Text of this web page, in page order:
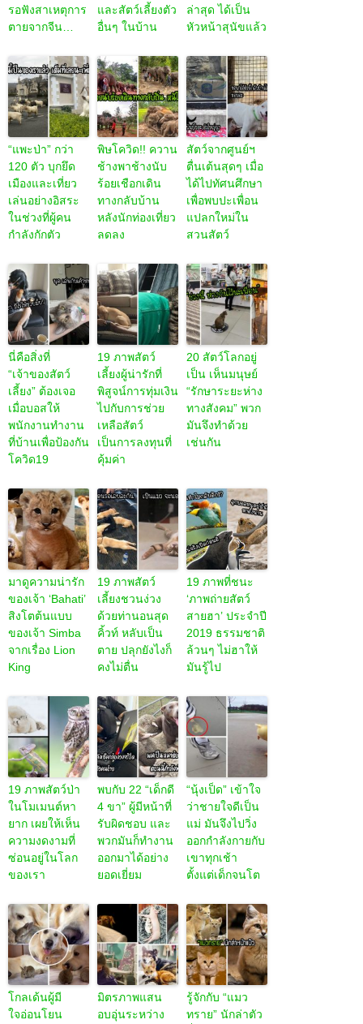
รอฟังสาเหตุการ
ตายจากจีน…
และสัตว์เลี้ยงตัว
อื่นๆ ในบ้าน
ล่าสุด ได้เป็น
หัวหน้าสุนัขแล้ว
“แพะป่า” กว่า
120 ตัว บุกยึด
เมืองและเที่ยว
เล่นอย่างอิสระ
ในช่วงที่ผู้คน
กำลังกักตัว
พิษโควิด!! ควาน
ช้างพาช้างนับ
ร้อยเชือกเดิน
ทางกลับบ้าน
หลังนักท่องเที่ยว
ลดลง
สัตว์จากศูนย์ฯ
ตื่นเต้นสุดๆ เมื่อ
ได้ไปทัศนศึกษา
เพื่อพบปะเพื่อน
แปลกใหม่ใน
สวนสัตว์
นี่คือสิ่งที่
“เจ้าของสัตว์
เลี้ยง” ต้องเจอ
เมื่อบอสให้
พนักงานทำงาน
ที่บ้านเพื่อป้องกัน
โควิด19
19 ภาพสัตว์
เลี้ยงผู้น่ารักที่
พิสูจน์การทุ่มเงิน
ไปกับการช่วย
เหลือสัตว์
เป็นการลงทุนที่
คุ้มค่า
20 สัตว์โลกอยู่
เป็น เห็นมนุษย์
“รักษาระยะห่าง
ทางสังคม” พวก
มันจึงทำด้วย
เช่นกัน
มาดูความน่ารัก
ของเจ้า ‘Bahati’
สิงโตต้นแบบ
ของเจ้า Simba
จากเรื่อง Lion
King
19 ภาพสัตว์
เลี้ยงชวนง่วง
ด้วยท่านอนสุด
คิ้วท์ หลับเป็น
ตาย ปลุกยังไงก็
คงไม่ตื่น
19 ภาพที่ชนะ
‘ภาพถ่ายสัตว์
สายฮา’ ประจำปี
2019 ธรรมชาติ
ล้วนๆ ไม่ฮาให้
มันรู้ไป
19 ภาพสัตว์ป่า
ในโมเมนต์หา
ยาก เผยให้เห็น
ความงดงามที่
ซ่อนอยู่ในโลก
ของเรา
พบกับ 22 “เด็กดี
4 ขา” ผู้มีหน้าที่
รับผิดชอบ และ
พวกมันก็ทำงาน
ออกมาได้อย่าง
ยอดเยี่ยม
“นุ้งเป็ด” เข้าใจ
ว่าชายใจดีเป็น
แม่ มันจึงไปวิ่ง
ออกกำลังกายกับ
เขาทุกเช้า
ตั้งแต่เด็กจนโต
โกลเด้นผู้มี
ใจอ่อนโยน
มิตรภาพแสน
อบอุ่นระหว่าง
รู้จักกับ “แมว
ทราย” นักล่าตัว